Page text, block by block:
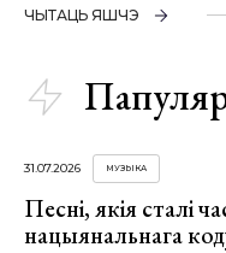
ЧЫТАЦЬ ЯШЧЭ
31.07.2026 МУЗЫКА
Песні, якія сталі
нацыянальнага